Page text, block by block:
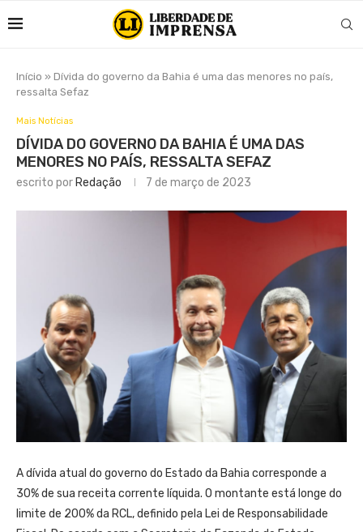
Início » Dívida do governo da Bahia é uma das menores no país,
ressalta Sefaz
Mais Notícias
DÍVIDA DO GOVERNO DA BAHIA É UMA DAS
MENORES NO PAÍS, RESSALTA SEFAZ
escrito por Redação 7 de março de 2023
A dívida atual do governo do Estado da Bahia corresponde a
30% de sua receita corrente líquida. O montante está longe do
limite de 200% da RCL, definido pela Lei de Responsabilidade